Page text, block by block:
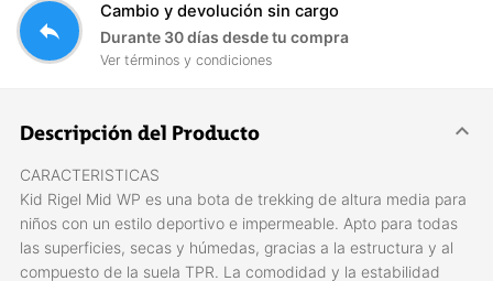
reply
Cambio y devolución sin cargo
Durante 30 días desde tu compra
Ver términos y condiciones
Descripción del Producto
CARACTERISTICAS
Kid Rigel Mid WP es una bota de trekking de altura media para
niños con un estilo deportivo e impermeable. Apto para todas
las superficies, secas y húmedas, gracias a la estructura y al
compuesto de la suela TPR. La comodidad y la estabilidad